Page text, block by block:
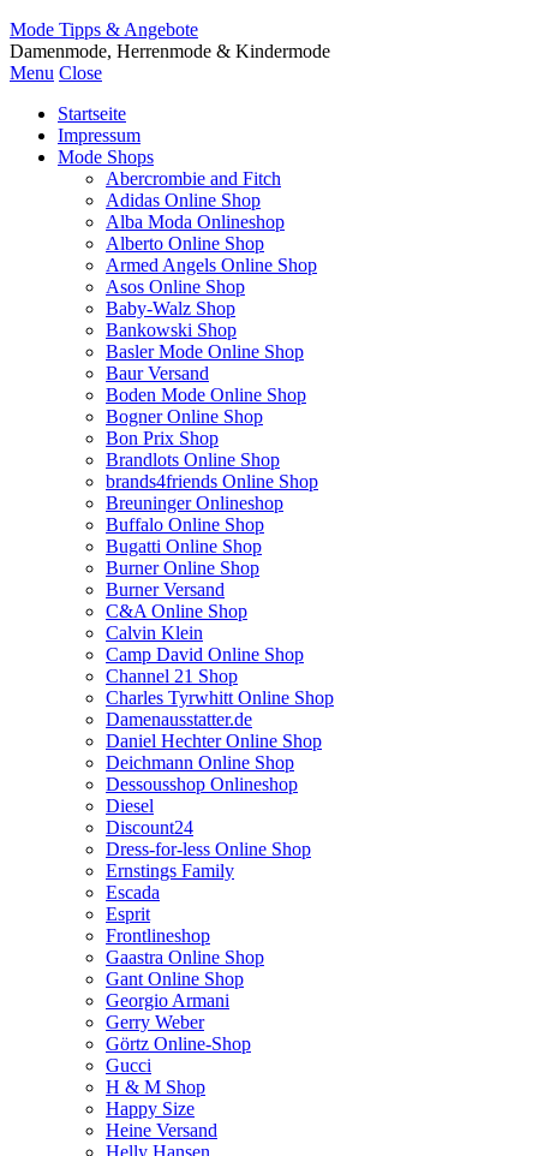
Mode Tipps & Angebote
Damenmode, Herrenmode & Kindermode
Menu Close
Startseite
Impressum
Mode Shops
Abercrombie and Fitch
Adidas Online Shop
Alba Moda Onlineshop
Alberto Online Shop
Armed Angels Online Shop
Asos Online Shop
Baby-Walz Shop
Bankowski Shop
Basler Mode Online Shop
Baur Versand
Boden Mode Online Shop
Bogner Online Shop
Bon Prix Shop
Brandlots Online Shop
brands4friends Online Shop
Breuninger Onlineshop
Buffalo Online Shop
Bugatti Online Shop
Burner Online Shop
Burner Versand
C&A Online Shop
Calvin Klein
Camp David Online Shop
Channel 21 Shop
Charles Tyrwhitt Online Shop
Damenausstatter.de
Daniel Hechter Online Shop
Deichmann Online Shop
Dessousshop Onlineshop
Diesel
Discount24
Dress-for-less Online Shop
Ernstings Family
Escada
Esprit
Frontlineshop
Gaastra Online Shop
Gant Online Shop
Georgio Armani
Gerry Weber
Görtz Online-Shop
Gucci
H & M Shop
Happy Size
Heine Versand
Helly Hansen